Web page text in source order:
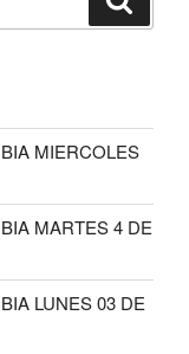
MIERCOLES
MARTES 4 DE
LUNES 03 DE